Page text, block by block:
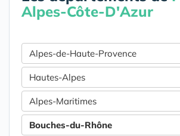
Alpes-Côte-D'Azur
Alpes-de-Haute-Provence
Hautes-Alpes
Alpes-Maritimes
Bouches-du-Rhône